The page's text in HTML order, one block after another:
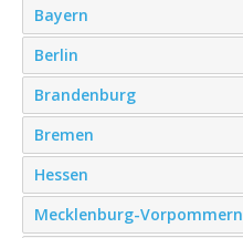
Bayern
Berlin
Brandenburg
Bremen
Hessen
Mecklenburg-Vorpommern